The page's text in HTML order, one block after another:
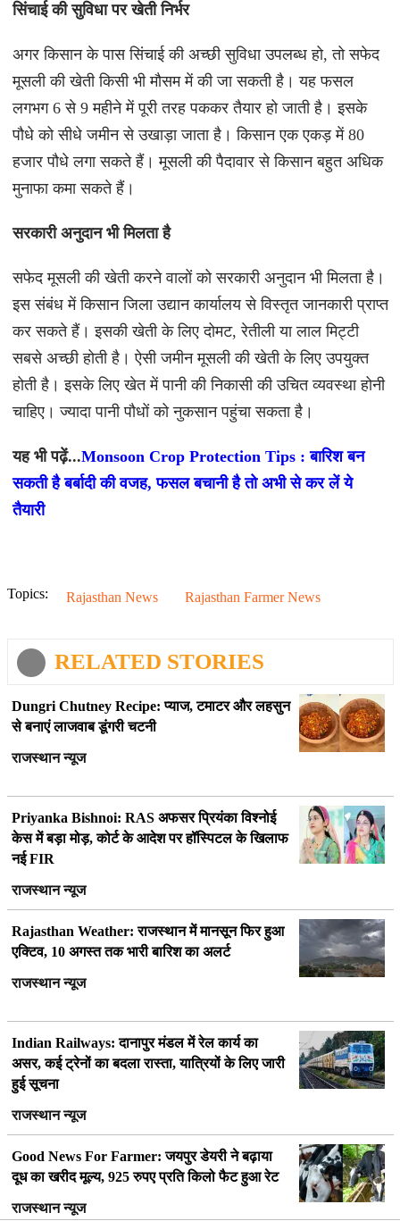
सिंचाई की सुविधा पर खेती निर्भर
अगर किसान के पास सिंचाई की अच्छी सुविधा उपलब्ध हो, तो सफेद
मूसली की खेती किसी भी मौसम में की जा सकती है। यह फसल
लगभग 6 से 9 महीने में पूरी तरह पककर तैयार हो जाती है। इसके
पौधे को सीधे जमीन से उखाड़ा जाता है। किसान एक एकड़ में 80
हजार पौधे लगा सकते हैं। मूसली की पैदावार से किसान बहुत अधिक
मुनाफा कमा सकते हैं।
सरकारी अनुदान भी मिलता है
सफेद मूसली की खेती करने वालों को सरकारी अनुदान भी मिलता है।
इस संबंध में किसान जिला उद्यान कार्यालय से विस्तृत जानकारी प्राप्त
कर सकते हैं। इसकी खेती के लिए दोमट, रेतीली या लाल मिट्टी
सबसे अच्छी होती है। ऐसी जमीन मूसली की खेती के लिए उपयुक्त
होती है। इसके लिए खेत में पानी की निकासी की उचित व्यवस्था होनी
चाहिए। ज्यादा पानी पौधों को नुकसान पहुंचा सकता है।
यह भी पढ़ें...Monsoon Crop Protection Tips : बारिश बन
सकती है बर्बादी की वजह, फसल बचानी है तो अभी से कर लें ये
तैयारी
Topics: Rajasthan News Rajasthan Farmer News
RELATED STORIES
Dungri Chutney Recipe: प्याज, टमाटर और लहसुन
से बनाएं लाजवाब डूंगरी चटनी
राजस्थान न्यूज
Priyanka Bishnoi: RAS अफसर प्रियंका विश्नोई
केस में बड़ा मोड़, कोर्ट के आदेश पर हॉस्पिटल के खिलाफ
नई FIR
राजस्थान न्यूज
Rajasthan Weather: राजस्थान में मानसून फिर हुआ
एक्टिव, 10 अगस्त तक भारी बारिश का अलर्ट
राजस्थान न्यूज
Indian Railways: दानापुर मंडल में रेल कार्य का
असर, कई ट्रेनों का बदला रास्ता, यात्रियों के लिए जारी
हुई सूचना
राजस्थान न्यूज
Good News For Farmer: जयपुर डेयरी ने बढ़ाया
दूध का खरीद मूल्य, 925 रुपए प्रति किलो फैट हुआ रेट
राजस्थान न्यूज